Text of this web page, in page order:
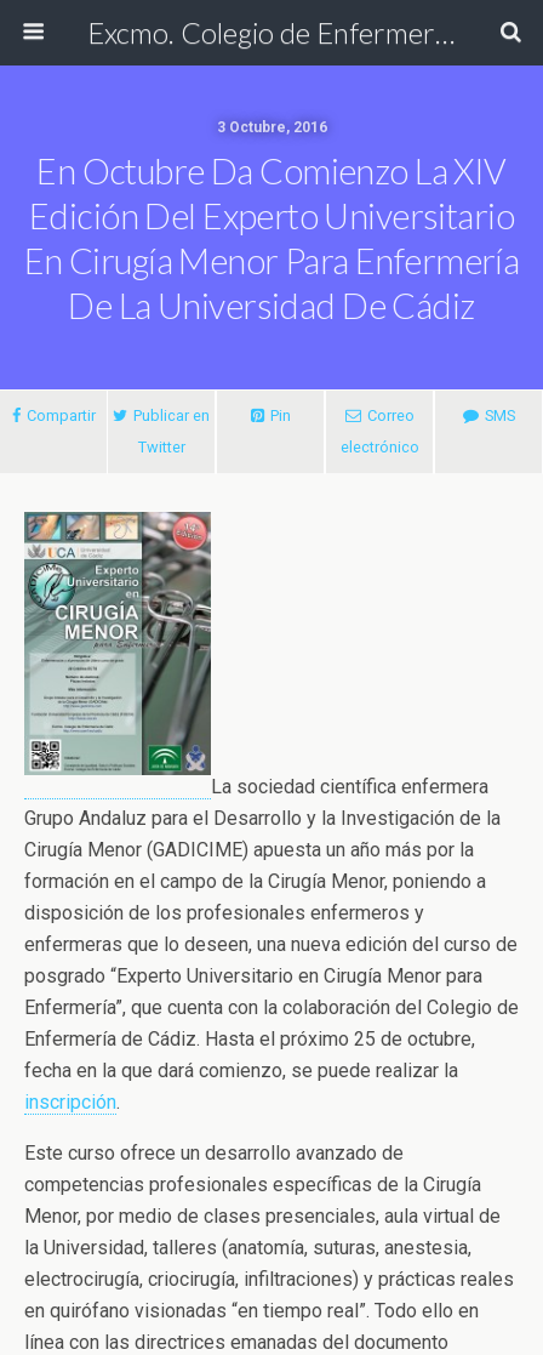
Excmo. Colegio de Enfermería de Cádiz
3 Octubre, 2016
En Octubre Da Comienzo La XIV
Edición Del Experto Universitario
En Cirugía Menor Para Enfermería
De La Universidad De Cádiz
Compartir
Publicar en
Twitter
Pin
Correo
electrónico
SMS
La sociedad científica enfermera
Grupo Andaluz para el Desarrollo y la Investigación de la
Cirugía Menor (GADICIME) apuesta un año más por la
formación en el campo de la Cirugía Menor, poniendo a
disposición de los profesionales enfermeros y
enfermeras que lo deseen, una nueva edición del curso de
posgrado “Experto Universitario en Cirugía Menor para
Enfermería”, que cuenta con la colaboración del Colegio de
Enfermería de Cádiz. Hasta el próximo 25 de octubre,
fecha en la que dará comienzo, se puede realizar la
inscripción.
Este curso ofrece un desarrollo avanzado de
competencias profesionales específicas de la Cirugía
Menor, por medio de clases presenciales, aula virtual de
la Universidad, talleres (anatomía, suturas, anestesia,
electrocirugía, criocirugía, infiltraciones) y prácticas reales
en quirófano visionadas “en tiempo real”. Todo ello en
línea con las directrices emanadas del documento